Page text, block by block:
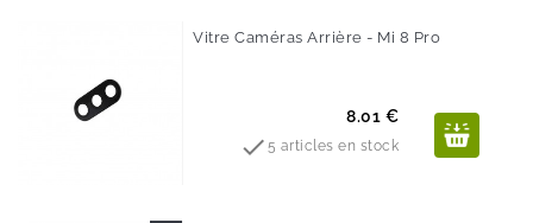
Vitre Caméras Arrière - Mi 8 Pro
Prix
8.01 €
 5 articles en stock